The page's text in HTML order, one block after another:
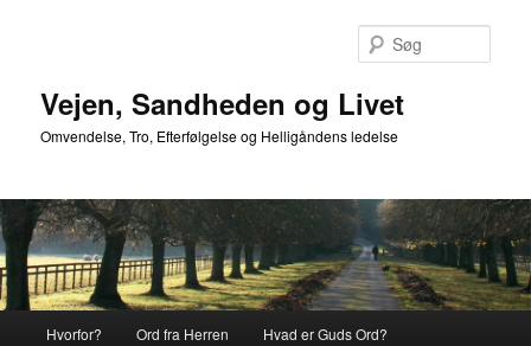
Vejen, Sandheden og Livet
Omvendelse, Tro, Efterfølgelse og Helligåndens ledelse
Hvorfor? Ord fra Herren Hvad er Guds Ord?